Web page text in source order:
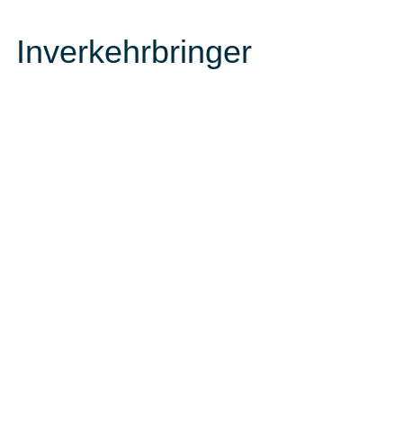
Inverkehrbringer